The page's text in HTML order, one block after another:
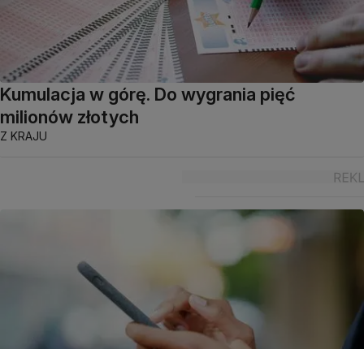
Kumulacja w górę. Do wygrania pięć
milionów złotych
Z KRAJU